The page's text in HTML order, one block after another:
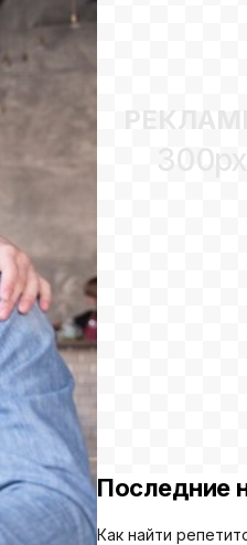
Последние
Как найти